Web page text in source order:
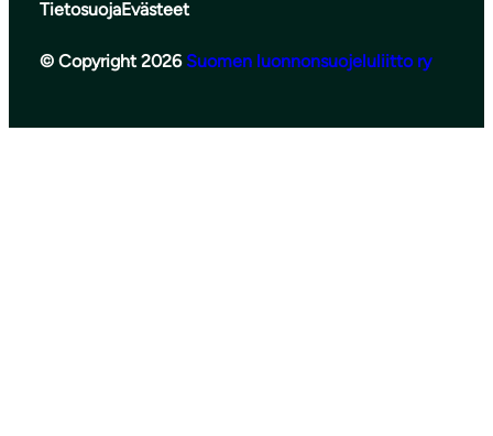
TietosuojaEvästeet
© Copyright 2026 Suomen luonnonsuojeluliitto ry